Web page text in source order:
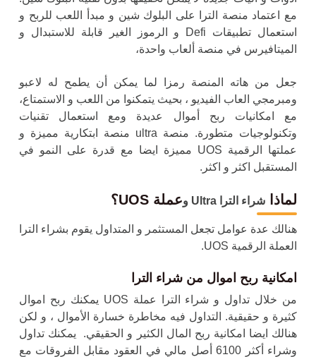
مع اعتماد منصة الترا على البلوك شين و مبدأ اللعب للربح و
استعمال تطبيقات Defi و الرموز الغير قابلة للاستبدال و
الميتافيرس في منصة ألعاب واحدة،
جعل من هاته المنصة رمزا لما يمكن أن يطمح له لاعبو
ومبرمجي العاب الفيديو ، بحيث يتمكنوا من اللعب و الاستمتاع،
مع امكانيات ربح أموال عديدة ومع استعمال تقنيات
وتكنولوجيات متطورة. منصة ultra منصة ابتكارية مميزة و
عملتها الرقمية UOS مميزة ايضا مع قدرة على النمو في
المستقبل اكثر و اكثر.
لماذا شراء الترا Ultra و عملة UOS؟
هنالك عدة عوامل تجعل المستثمر و المتداول يقوم بشراء الترا
العملة الرقمية UOS.
امكانية ربح اموال من شراء الترا
من خلال تداول و شراء الترا
عملة UOS يمكنك ربح اموال
كثيرة و حقيقية. التداول فيه مخاطرة خسارة الأموال ، و لكن
هنالك ايضا امكانية ربح المال الكثير و الحقيقي. يمكنك تداول
وشراء أكثر 6100 أصل مالي في العقود مقابل الفروقات مع